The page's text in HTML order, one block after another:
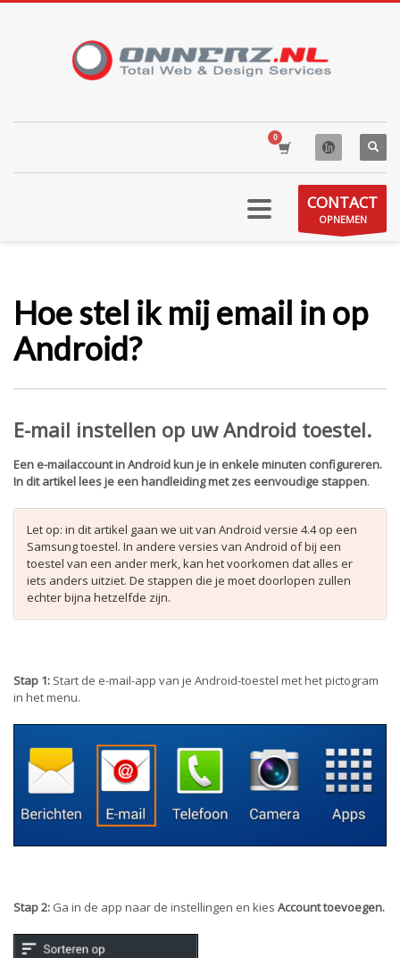
CONTACT
OPNEMEN
Hoe stel ik mij email in op
Android?
E-mail instellen op uw Android toestel.
Een e-mailaccount in Android kun je in enkele minuten configureren.
In dit artikel lees je een handleiding met zes eenvoudige stappen.
Let op: in dit artikel gaan we uit van Android versie 4.4 op een
Samsung toestel. In andere versies van Android of bij een
toestel van een ander merk, kan het voorkomen dat alles er
iets anders uitziet. De stappen die je moet doorlopen zullen
echter bijna hetzelfde zijn.
Stap 1: Start de e-mail-app van je Android-toestel met het pictogram
in het menu.
Stap 2: Ga in de app naar de instellingen en kies Account toevoegen.